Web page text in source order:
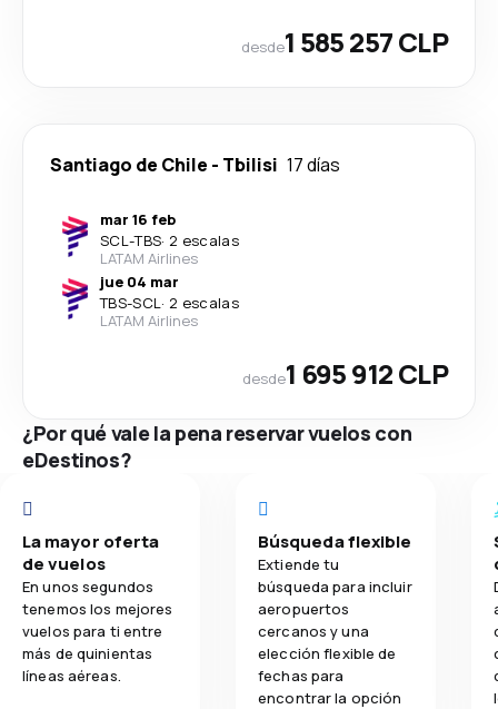
desde1 585 257 CLP
Santiago de Chile - Tbilisi 17 días
mar 16 feb
SCL-TBS· 2 escalas
LATAM Airlines
jue 04 mar
TBS-SCL· 2 escalas
LATAM Airlines
desde1 695 912 CLP
¿Por qué vale la pena reservar vuelos con
eDestinos?
La mayor oferta
de vuelos
En unos segundos
tenemos los mejores
vuelos para ti entre
más de quinientas
líneas aéreas.
Búsqueda flexible
Extiende tu
búsqueda para incluir
aeropuertos
cercanos y una
elección flexible de
fechas para
encontrar la opción